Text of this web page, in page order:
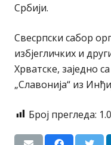
Србији.
Свесрпски сабор
избјегличких и
Хрватске, заједно
„Славонија“ из
Број прегледа: